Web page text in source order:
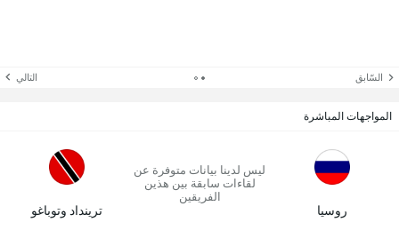
السّابق التالي
المواجهات المباشرة
روسيا
ليس لدينا بيانات متوفرة عن
لقاءات سابقة بين هذين
الفريقين
ترينداد وتوباغو